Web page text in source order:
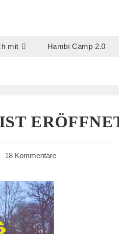
mit Hambi Camp 2.0
18 Kommentare